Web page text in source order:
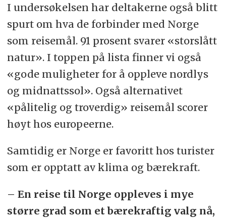
I undersøkelsen har deltakerne også blitt
spurt om hva de forbinder med Norge
som reisemål. 91 prosent svarer «storslått
natur». I toppen på lista finner vi også
«gode muligheter for å oppleve nordlys
og midnattssol». Også alternativet
«pålitelig og troverdig» reisemål scorer
høyt hos europeerne.
Samtidig er Norge er favoritt hos turister
som er opptatt av klima og bærekraft.
– En reise til Norge oppleves i mye
større grad som et bærekraftig valg nå,